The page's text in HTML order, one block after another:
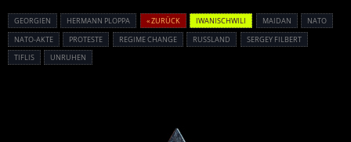
GEORGIEN HERMANN PLOPPA « ZURÜCK IWANISCHWILI MAIDAN
NATO
NATO-AKTE
PROTESTE REGIME CHANGE RUSSLAND
SERGEY FILBERT
TIFLIS
UNRUHEN